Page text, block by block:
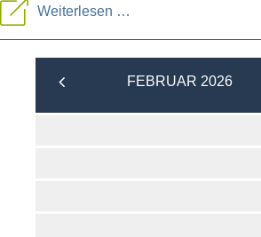
Weiterlesen …
Arbeit
FEBRUAR 2026